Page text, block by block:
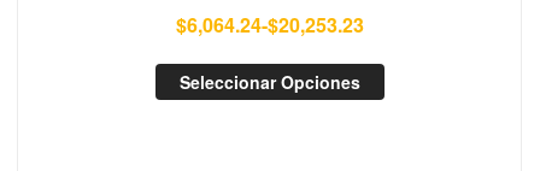
Voz, Modo de Juego, Altavoz Integrado
$6,064.24-$20,253.23
Seleccionar Opciones